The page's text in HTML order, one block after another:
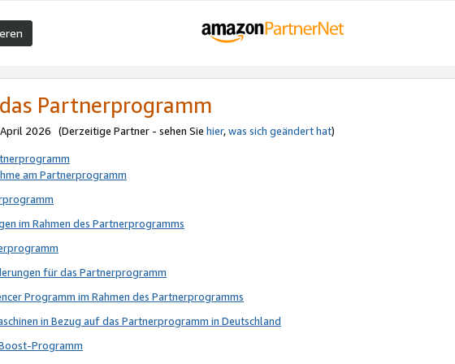
Partnerprogramm
2026 (Derzeitige Partner - sehen Sie hier,was sich geändert hat)
am Partnerprogramm
im Rahmen des Partnerprogramms
für das Partnerprogramm
Programm im Rahmen des Partnerprogramms
in Bezug auf das Partnerprogramm in Deutschland
Programm